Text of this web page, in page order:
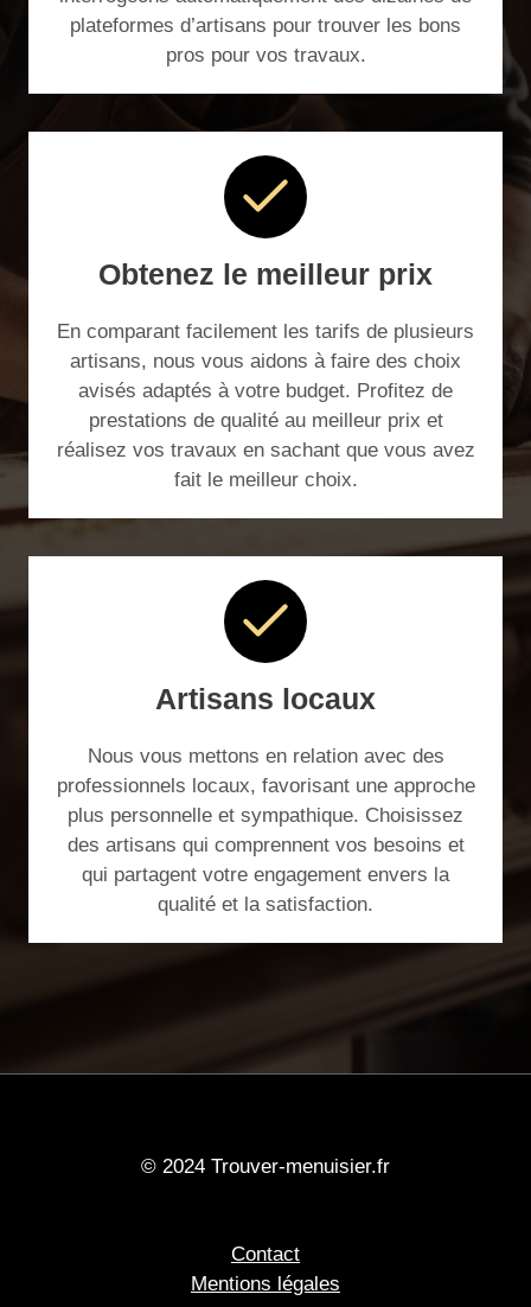
plateformes d’artisans pour trouver les bons
pros pour vos travaux.
Obtenez le meilleur prix
En comparant facilement les tarifs de plusieurs
artisans, nous vous aidons à faire des choix
avisés adaptés à votre budget. Profitez de
prestations de qualité au meilleur prix et
réalisez vos travaux en sachant que vous avez
fait le meilleur choix.
Artisans locaux
Nous vous mettons en relation avec des
professionnels locaux, favorisant une approche
plus personnelle et sympathique. Choisissez
des artisans qui comprennent vos besoins et
qui partagent votre engagement envers la
qualité et la satisfaction.
© 2024 Trouver-menuisier.fr
Contact
Mentions légales